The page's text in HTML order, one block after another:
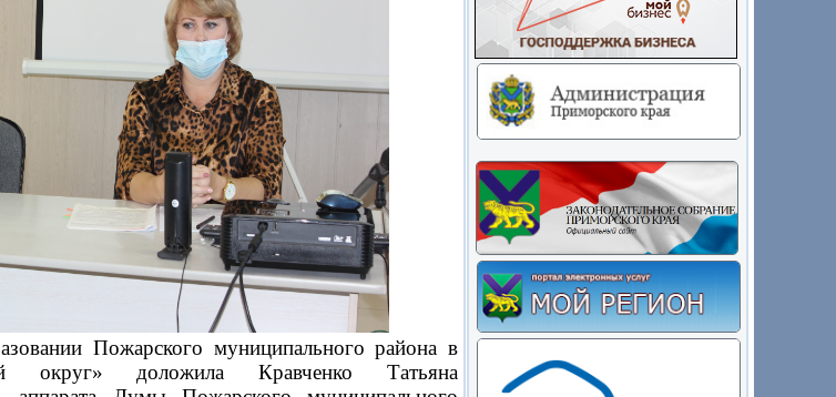
Пожарского муниципального района в
округ» доложила Кравченко Татьяна